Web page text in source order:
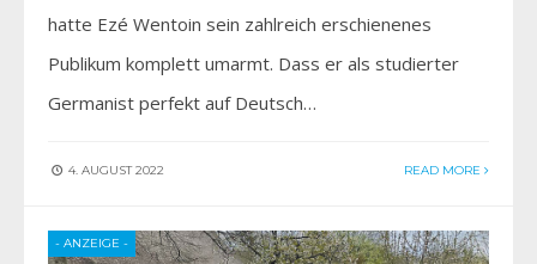
hatte Ezé Wentoin sein zahlreich erschienenes
Publikum komplett umarmt. Dass er als studierter
Germanist perfekt auf Deutsch…
4. AUGUST 2022 READ MORE
- ANZEIGE -